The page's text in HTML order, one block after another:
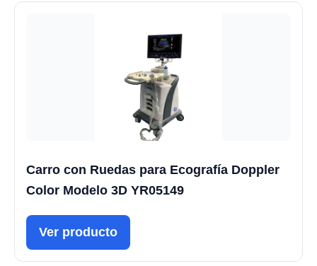
Carro con Ruedas para Ecografía Doppler
Color Modelo 3D YR05149
Ver producto